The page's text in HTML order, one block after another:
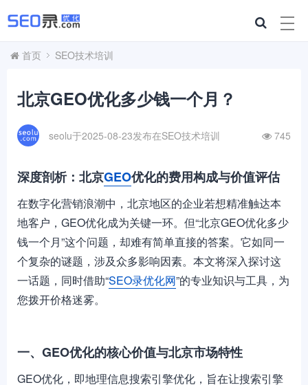
首页 SEO技术培训
北京GEO优化多少钱一个月？
seolu于2025-08-23发布在SEO技术培训 745
深度剖析：北京GEO优化的费用构成与价值评估
在数字化营销浪潮中，北京地区的企业若想精准触达本
地客户，GEO优化成为关键一环。但“北京GEO优化多少
钱一个月”这个问题，却难有简单直接的答案。它如同一
个复杂的谜题，涉及众多影响因素。本文将深入探讨这
一话题，同时借助“SEO录优化网”的专业知识与工具，为
您拨开价格迷雾。
一、GEO优化的核心价值与北京市场特性
GEO优化，即地理信息搜索引擎优化，旨在让搜索引擎